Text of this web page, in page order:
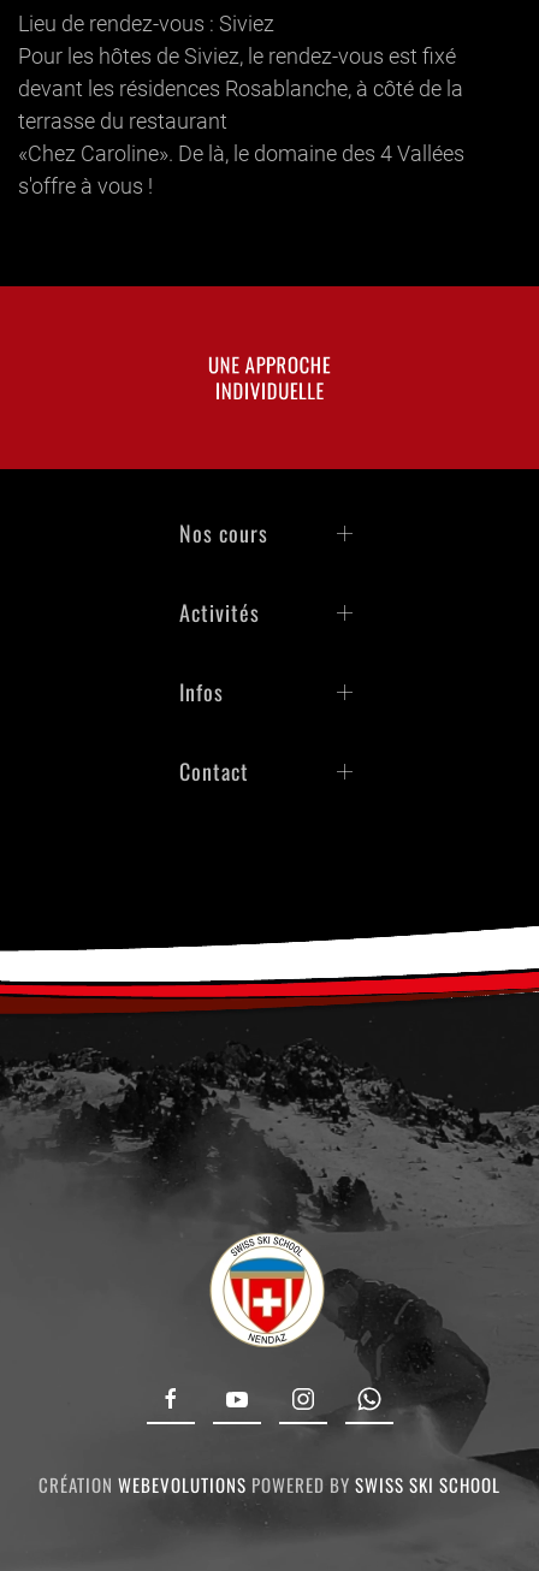
Lieu de rendez-vous : Siviez
Pour les hôtes de Siviez, le rendez-vous est fixé
devant les résidences Rosablanche, à côté de la
terrasse du restaurant
«Chez Caroline». De là, le domaine des 4 Vallées
s'offre à vous !
UNE APPROCHE
INDIVIDUELLE
Nos cours
Activités
Infos
Contact
CRÉATION WEBEVOLUTIONS POWERED BY SWISS SKI SCHOOL